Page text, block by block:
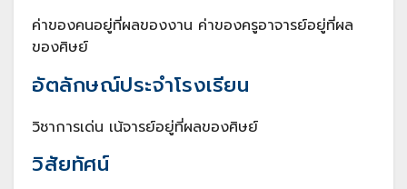
ค่าของคนอยู่ที่ผลของงาน ค่าของครูอาจารย์อยู่ที่ผล
ของศิษย์
อัตลักษณ์ประจำโรงเรียน
วิชาการเด่น เน้จารย์อยู่ที่ผลของศิษย์
วิสัยทัศน์